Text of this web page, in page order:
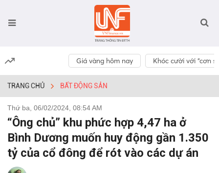
Giá vàng hôm nay Khóc cười với “cơn
TRANG CHỦ BẤT ĐỘNG SẢN
Thứ ba, 06/02/2024, 08:54 AM
“Ông chủ” khu phức hợp 4,47 ha ở
Bình Dương muốn huy động gần 1.350
tỷ của cổ đông để rót vào các dự án